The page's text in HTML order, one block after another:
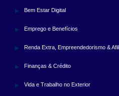
Bem Estar Digital
Emprego e Benefícios
Renda Extra, Empreendedorismo &
Finanças & Crédito
Vida e Trabalho no Exterior